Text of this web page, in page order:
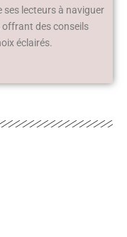
lecteurs à naviguer
offrant des conseils
éclairés.